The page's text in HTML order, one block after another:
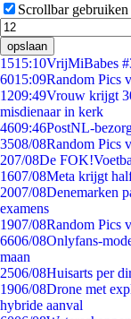
Scrollbar gebruiken
opslaan
1515:10VrijMiBabes
6015:09Random Pics
1209:49Vrouw krijgt
misdienaar in kerk
4609:46PostNL-
3508/08Random Pics
207/08De
1607/08Meta krijgt
2007/08Denemarken
examens
1907/08Random Pics
6606/08Onlyfans-
maan
2506/08Huisarts per
1906/08Drone met
hybride aanval